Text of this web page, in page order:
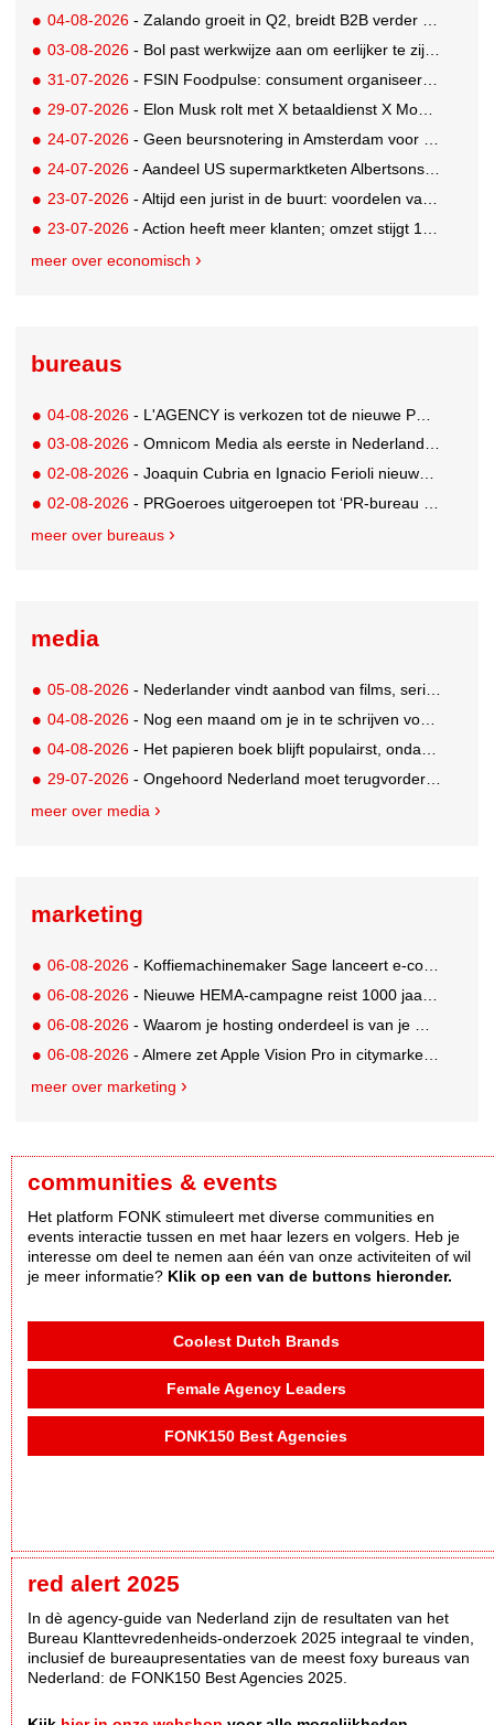
04-08-2026 - Zalando groeit in Q2, breidt B2B verder uit en innoveert met AI
03-08-2026 - Bol past werkwijze aan om eerlijker te zijn naar verkopers en consumenten
31-07-2026 - FSIN Foodpulse: consument organiseert eet- en koopgedrag bewuster
29-07-2026 - Elon Musk rolt met X betaaldienst X Money uit in VS: zorgen in Washington
24-07-2026 - Geen beursnotering in Amsterdam voor nieuw concern voedingsmerken Unilever
24-07-2026 - Aandeel US supermarktketen Albertsons daalt 21%. Volgt Ahold Delhaize?
23-07-2026 - Altijd een jurist in de buurt: voordelen van een landelijk bureau
23-07-2026 - Action heeft meer klanten; omzet stijgt 14% in eerste halfjaar naar 8,3 miljard
meer over economisch
bureaus
04-08-2026 - L'AGENCY is verkozen tot de nieuwe PR-partner van KoRo
03-08-2026 - Omnicom Media als eerste in Nederland actief met advertenties in ChatGPT
02-08-2026 - Joaquin Cubria en Ignacio Ferioli nieuwe Global CCO’s GUT, Renata Neumann Global Head of Production
02-08-2026 - PRGoeroes uitgeroepen tot ‘PR-bureau van het jaar 2026’
meer over bureaus
media
05-08-2026 - Nederlander vindt aanbod van films, series en sport vaak versnipperd
04-08-2026 - Nog een maand om je in te schrijven voor de Mercurs 2026
04-08-2026 - Het papieren boek blijft populairst, ondanks digitale alternatieven
29-07-2026 - Ongehoord Nederland moet terugvordering betalen aan Commissariaat voor de Media
meer over media
marketing
06-08-2026 - Koffiemachinemaker Sage lanceert e-commerceplatform voor koffieliefhebbers
06-08-2026 - Nieuwe HEMA-campagne reist 1000 jaar terug in de tijd naar 'Hemastein'
06-08-2026 - Waarom je hosting onderdeel is van je merkstrategie
06-08-2026 - Almere zet Apple Vision Pro in citymarketing
meer over marketing
communities & events
Het platform FONK stimuleert met diverse communities en
events interactie tussen en met haar lezers en volgers. Heb je
interesse om deel te nemen aan één van onze activiteiten of wil
je meer informatie? Klik op een van de buttons hieronder.
Coolest Dutch Brands
Female Agency Leaders
FONK150 Best Agencies
red alert 2025
In dè agency-guide van Nederland zijn de resultaten van het
Bureau Klanttevredenheids-onderzoek 2025 integraal te vinden,
inclusief de bureaupresentaties van de meest foxy bureaus van
Nederland: de FONK150 Best Agencies 2025.